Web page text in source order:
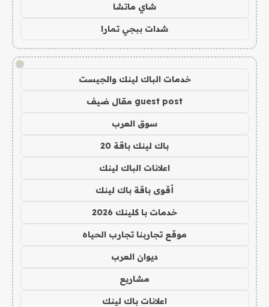
شاي ماتشا
شدات ببجي تمارا
!
خدمات الباك لينك والجيست
guest post مقال ضيف
سوق العرب
باك لينك باقة 20
اعلانات الباك لينك
أقوى باقة باك لينك
خدمات با كلينك 2026
موقع تجاربنا تجارب الحياه
ديوان العرب
مشاريع
اعلانات باك لينك